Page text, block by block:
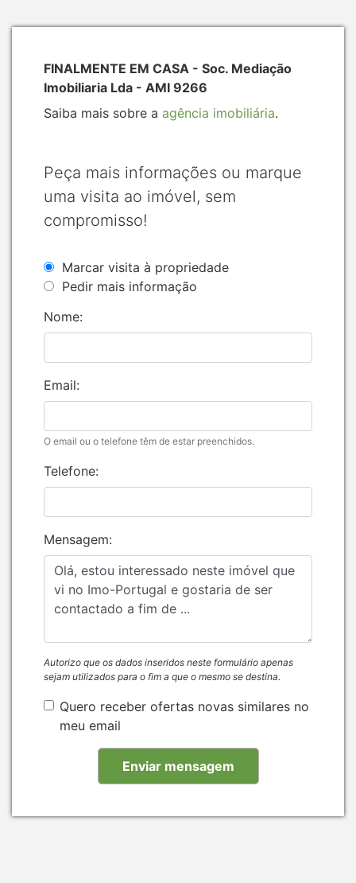
FINALMENTE EM CASA - Soc. Mediação
Imobiliaria Lda - AMI 9266
Saiba mais sobre a agência imobiliária.
Peça mais informações ou marque
uma visita ao imóvel, sem
compromisso!
Marcar visita à propriedade
Pedir mais informação
Nome:
Email:
O email ou o telefone têm de estar preenchidos.
Telefone:
Mensagem:
Autorizo que os dados inseridos neste formulário apenas
sejam utilizados para o fim a que o mesmo se destina.
Quero receber ofertas novas similares no
meu email